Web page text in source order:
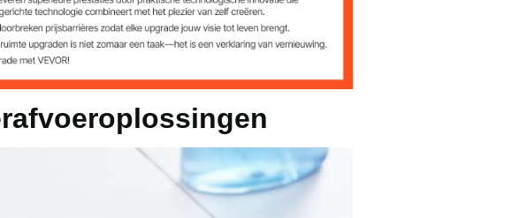
2,76 inch / 609 x 70 x 70 mm
inch / 604 x 65,5 x 19 mm